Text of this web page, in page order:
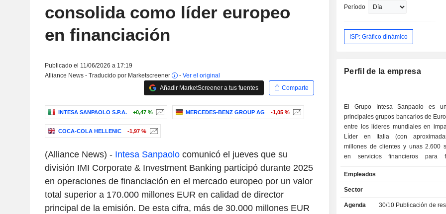
consolida como líder europeo
en financiación
Publicado el 11/06/2026 a 17:19
Alliance News - Traducido por Marketscreener
- Ver el original
Añadir MarketScreener a tus fuentes
Comparte
INTESA SANPAOLO S.P.A. +0,47 % MERCEDES-BENZ GROUP AG -1,05 %
COCA-COLA HELLENIC -1,97 %
(Alliance News) - Intesa Sanpaolocomunicó el jueves que su
división IMI Corporate & Investment Banking participó durante 2025
en operaciones de financiación en el mercado europeo por un valor
total superior a 170.000 millones EUR en calidad de director
principal de la emisión. De esta cifra, más de 30.000 millones EUR
Período
ISP: Gráfico dinámico
Perfil de la empresa
El Grupo Intesa Sanpaolo es
principales grupos bancarios de
entre los líderes mundiales en
Líder en Italia (con
millones de clientes y unas 2.600
en servicios financieros para
internacional estratégica
sucursales y 7,4 millones de
Medio y el norte de África. La
Empleados
Sector
Agenda 30/10 Publicación de